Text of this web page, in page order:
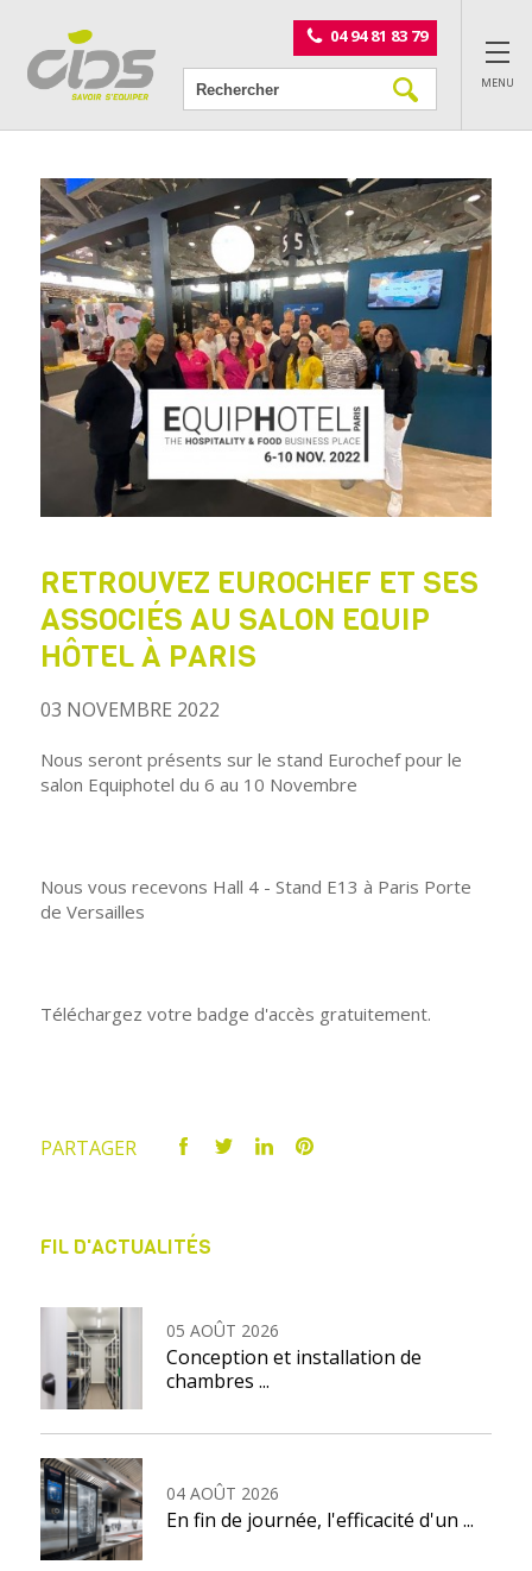
04 94 81 83 79
MENU
RETROUVEZ EUROCHEF ET SES
ASSOCIÉS AU SALON EQUIP
HÔTEL À PARIS
03 NOVEMBRE 2022
Nous seront présents sur le stand Eurochef pour le
salon Equiphotel du 6 au 10 Novembre
Nous vous recevons Hall 4 - Stand E13 à Paris Porte
de Versailles
Téléchargez votre badge d'accès gratuitement.
PARTAGER
FIL D'ACTUALITÉS
05 AOÛT 2026
Conception et installation de
chambres ...
04 AOÛT 2026
En fin de journée, l'efficacité d'un ...